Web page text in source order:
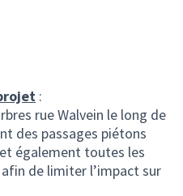
:
rue Walvein le long de
des passages piétons
également toutes les
de limiter l’impact sur